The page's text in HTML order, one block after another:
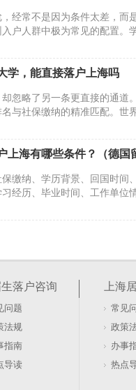
经常不是因为条件太差，而
户人群中极为常见的配置。
学，能直接落户上海吗
忽略了另一条更直接的通道
与社保缴纳的精准匹配。世
上海有哪些条件？（德国
缴纳、学历背景、回国时间
经历、毕业时间、工作单位
明确要求，通常需在毕业后
上海落户？（莱斯大学怎
海落户？根据现行政策，毕
落户咨询
问题
法规
指南
导读
上海
常见
政策
办事
热点